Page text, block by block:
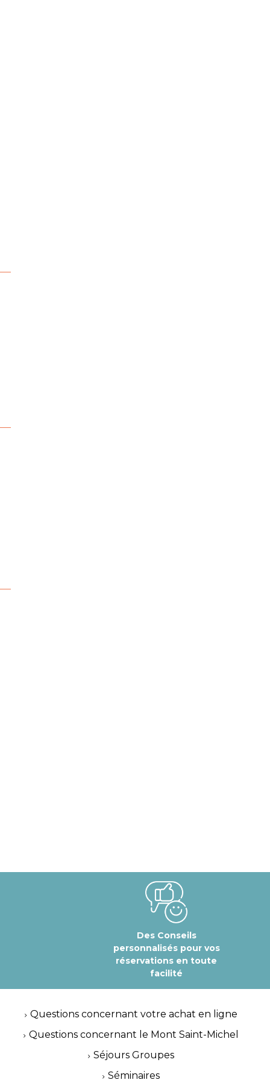
Des Conseils
personnalisés pour vos
réservations en toute
facilité
Questions concernant votre achat en ligne
Questions concernant le Mont Saint-Michel
Séjours Groupes
Séminaires